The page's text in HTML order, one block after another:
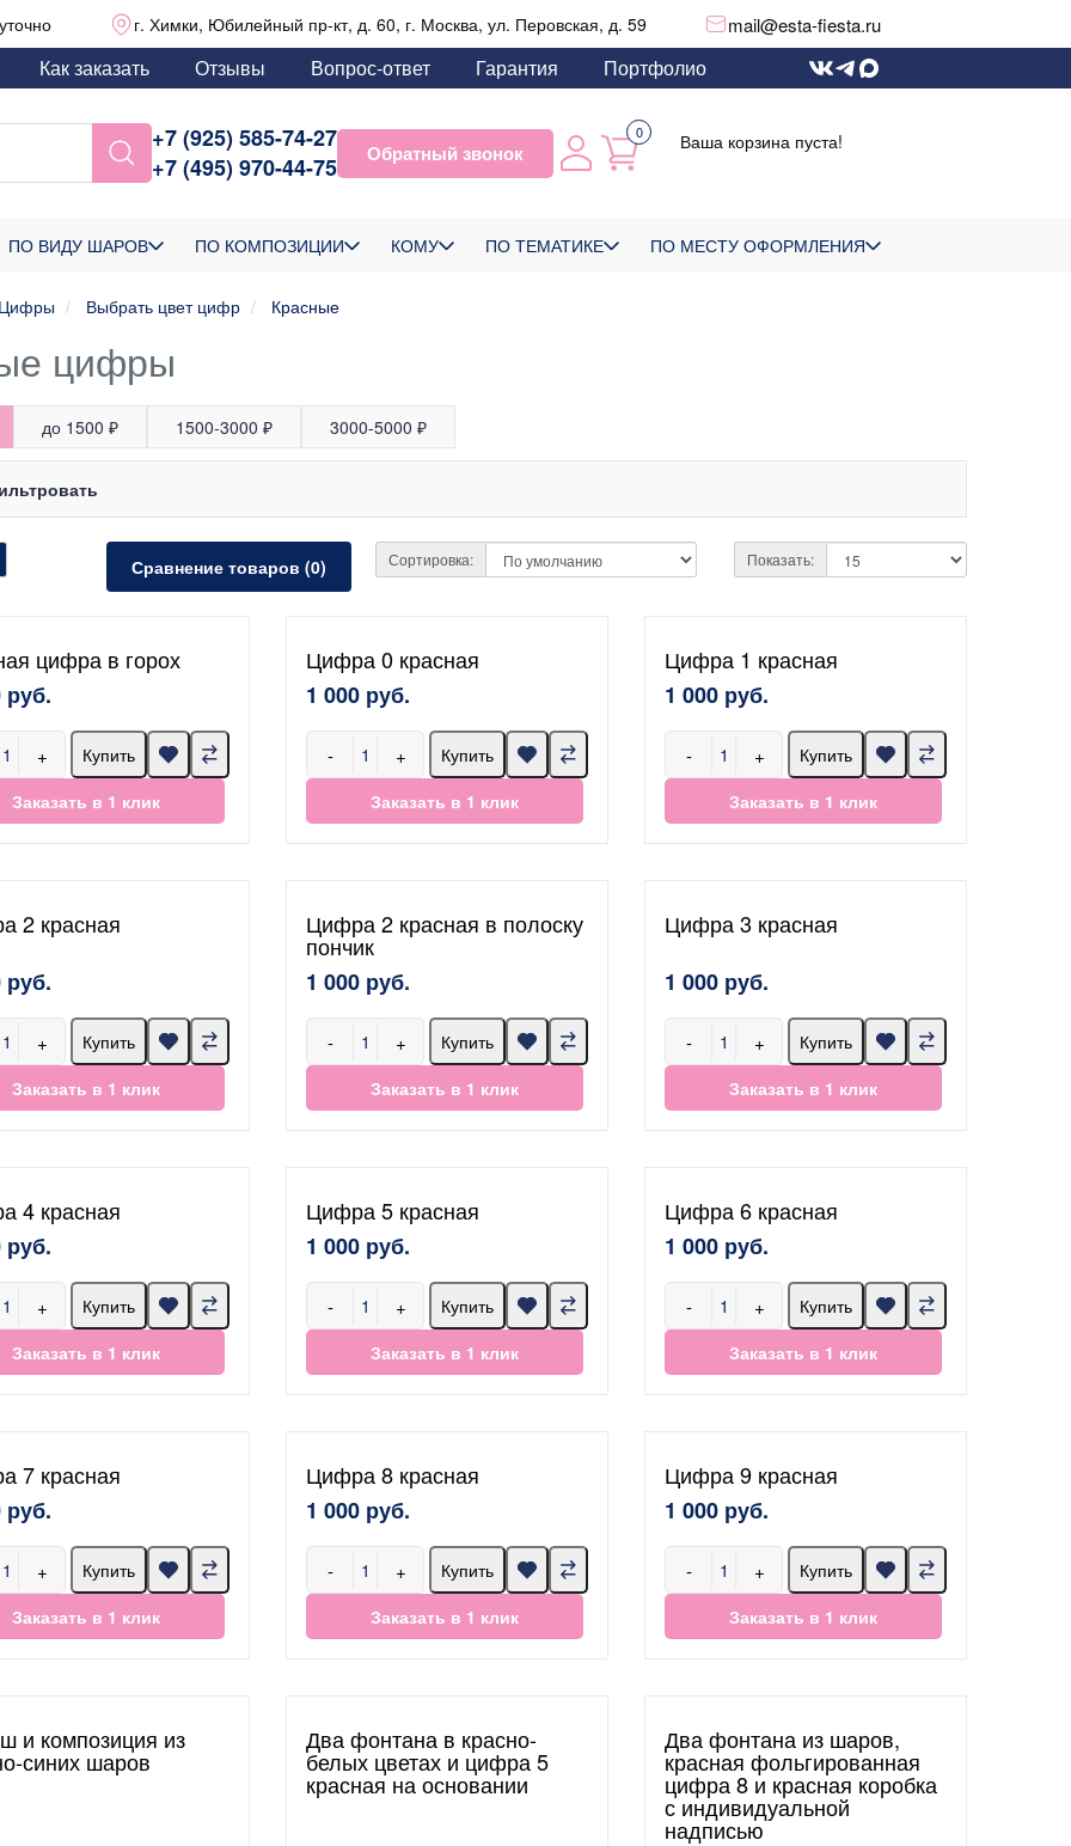
г. Химки, Юбилейный пр-кт, д. 60, г. Москва, ул. Перовская, д. 59 mail@esta-fiesta.ru
Как заказать Отзывы Вопрос-ответ Гарантия Портфолио
+7 (925) 585-74-27
+7 (495) 970-44-75
Обратный звонок
0 Ваша корзина пуста!
ПО ВИДУ ШАРОВ ПО КОМПОЗИЦИИ КОМУ ПО ТЕМАТИКЕ ПО МЕСТУ ОФОРМЛЕНИЯ
Цифры Выбрать цвет цифр Красные
цифры
до 1500 ₽ 1500-3000 ₽ 3000-5000 ₽
Сравнение товаров (0) Сортировка: Показать:
цифра в горох
руб.
+
Купить
Заказать в 1 клик
Цифра 0 красная
1 000 руб.
- +
Купить
Заказать в 1 клик
Цифра 1 красная
1 000 руб.
- +
Купить
Заказать в 1 клик
2 красная
руб.
+
Купить
Заказать в 1 клик
Цифра 2 красная в полоску
пончик
1 000 руб.
- +
Купить
Заказать в 1 клик
Цифра 3 красная
1 000 руб.
- +
Купить
Заказать в 1 клик
4 красная
руб.
+
Купить
Заказать в 1 клик
Цифра 5 красная
1 000 руб.
- +
Купить
Заказать в 1 клик
Цифра 6 красная
1 000 руб.
- +
Купить
Заказать в 1 клик
7 красная
руб.
+
Купить
Заказать в 1 клик
Цифра 8 красная
1 000 руб.
- +
Купить
Заказать в 1 клик
Цифра 9 красная
1 000 руб.
- +
Купить
Заказать в 1 клик
и композиция из
синих шаров
Два фонтана в красно-
белых цветах и цифра 5
красная на основании
Два фонтана из шаров,
красная фольгированная
цифра 8 и красная коробка
с индивидуальной
надписью